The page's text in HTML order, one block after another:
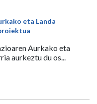
eta Landa
Aurkako eta
aurkeztu du os...